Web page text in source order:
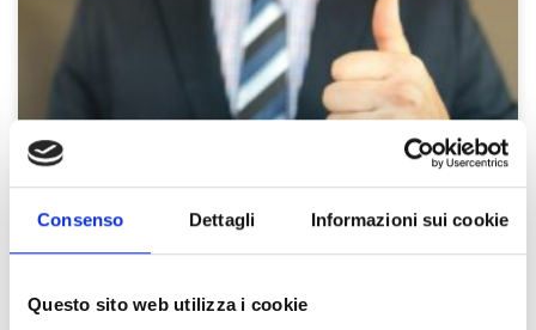
Consenso Dettagli Informazioni sui cookie
Questo sito web utilizza i cookie